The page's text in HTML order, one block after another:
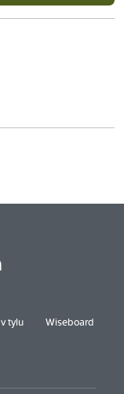
tylu Wiseboard